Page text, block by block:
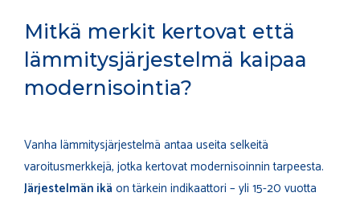
Mitkä merkit kertovat että
lämmitysjärjestelmä kaipaa
modernisointia?
Vanha lämmitysjärjestelmä antaa useita selkeitä
varoitusmerkkejä, jotka kertovat modernisoinnin tarpeesta.
Järjestelmän ikä on tärkein indikaattori – yli 15-20 vuotta